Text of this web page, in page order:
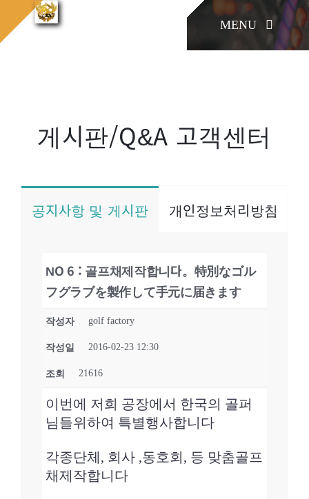
텐
MENU
COMPANY
게시판/Q&A
게시
판/Q&A
게시판/Q&A 고객센터
공지사항 및 게시판 개인정보처리방침
NO 6 : 골프채제작합니다。特別なゴル
フグラブを製作して手元に届きます
작성자 golf factory
작성일 2016-02-23 12:30
조회 21616
이번에 저희 공장에서 한국의 골퍼
님들위하여 특별행사합니다
각종단체, 회사 ,동호회, 등 맞춤골프
채제작합니다